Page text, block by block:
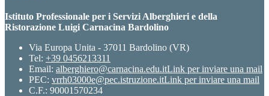
Istituto Professionale per i Servizi Alberghieri e della
Ristorazione Luigi Carnacina Bardolino
Via Europa Unita - 37011 Bardolino (VR)
Tel: +39 0456213311
Email: alberghiero@carnacina.edu.itLink per inviare una mail
PEC: vrrh03000e@pec.istruzione.itLink per inviare una mail
C.F.: 90001570234